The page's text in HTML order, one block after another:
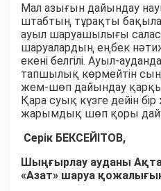
Мал азығын дайындау
штабтың тұрақты
ауыл шаруашылығы
шаруалардың еңбек
екені белгілі. Ауыл-
тапшылық көрмейтін
жем-шөп дайындау
Қара суық күзге дейін
жарымдық шөп қоры
Серік БЕКСЕЙІТОВ,
Шыңғырлау ауданы
«Азат» шаруа